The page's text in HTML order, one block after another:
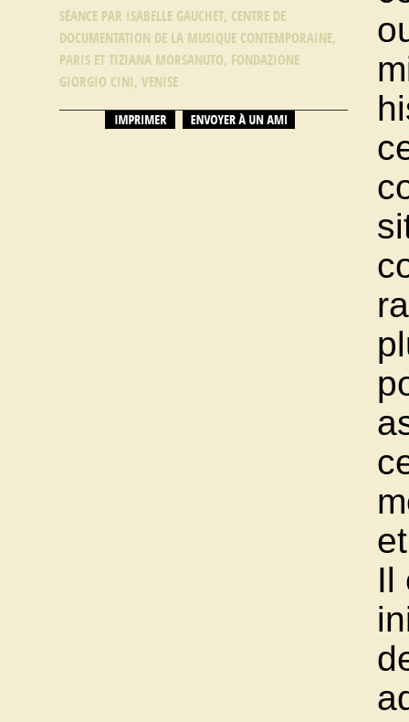
SÉANCE PAR ISABELLE GAUCHET, CENTRE DE
DOCUMENTATION DE LA MUSIQUE CONTEMPORAINE,
PARIS ET TIZIANA MORSANUTO, FONDAZIONE
GIORGIO CINI, VENISE
Il